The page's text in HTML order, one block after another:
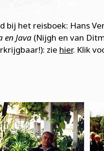
bij het reisboek: Hans
Java (Nijgh en van
zie hier. Klik